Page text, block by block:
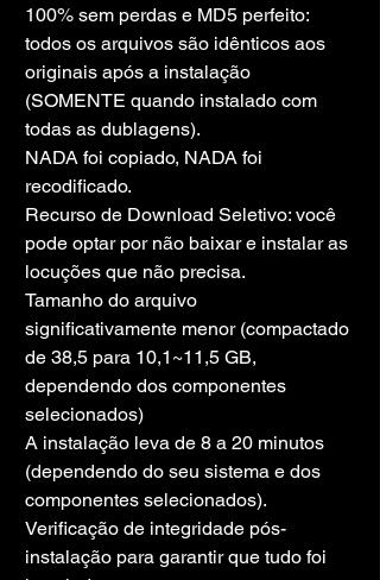
100% sem perdas e MD5 perfeito:
todos os arquivos são idênticos aos
originais após a instalação
(SOMENTE quando instalado com
todas as dublagens).
NADA foi copiado, NADA foi
recodificado.
Recurso de Download Seletivo: você
pode optar por não baixar e instalar as
locuções que não precisa.
Tamanho do arquivo
significativamente menor (compactado
de 38,5 para 10,1~11,5 GB,
dependendo dos componentes
selecionados)
A instalação leva de 8 a 20 minutos
(dependendo do seu sistema e dos
componentes selecionados).
Verificação de integridade pós-
instalação para garantir que tudo foi